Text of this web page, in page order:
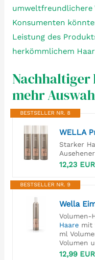
umweltfreundlichere
Konsumenten
Leistung des
herkömmlichem
Nachhaltiger
mehr
BESTSELLER NR. 8
Starker
12,23 EUR
BESTSELLER NR. 9
Volumen-
Haaremit
ml
Volumen
12,99 EUR